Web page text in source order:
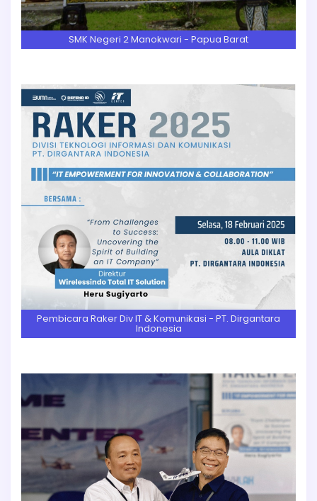
SMK Negeri 2 Manokwari - Papua Barat
Pembicara Raker Div IT & Komunikasi - PT. Dirgantara
Indonesia